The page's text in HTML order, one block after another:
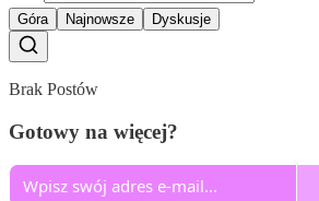
Góra Najnowsze Dyskusje
Brak Postów
Gotowy na więcej?